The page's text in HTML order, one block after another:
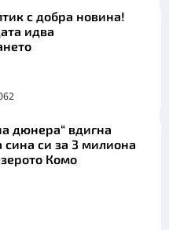
с добра новина!
идва
дюнера“ вдигна
сина си за 3 милиона
Комо